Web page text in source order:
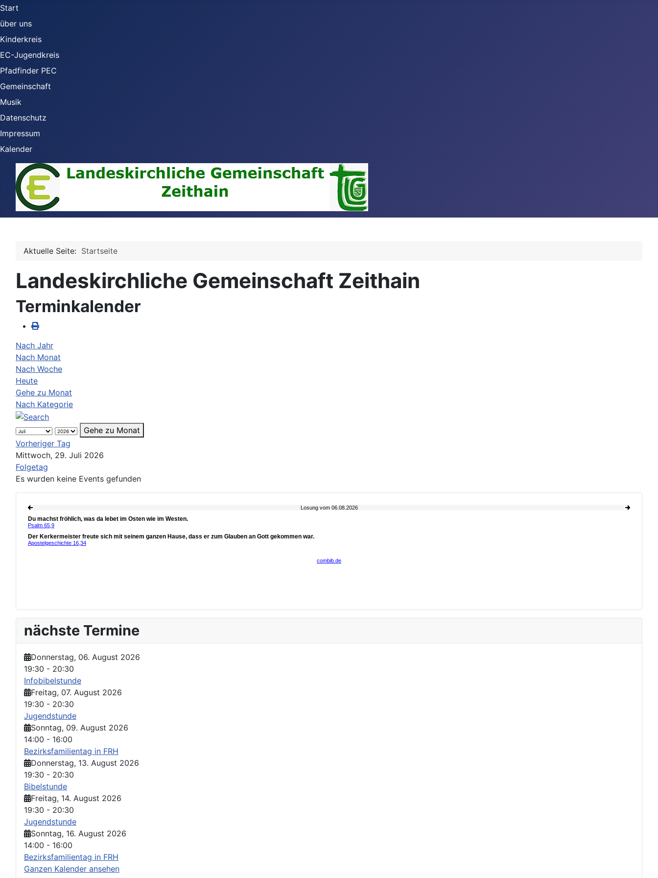
Start
über uns
Kinderkreis
EC-Jugendkreis
Pfadfinder PEC
Gemeinschaft
Musik
Datenschutz
Impressum
Kalender
Aktuelle Seite: Startseite
Landeskirchliche Gemeinschaft Zeithain
Terminkalender
Nach Jahr
Nach Monat
Nach Woche
Heute
Gehe zu Monat
Nach Kategorie
Gehe zu Monat
Vorheriger Tag
Mittwoch, 29. Juli 2026
Folgetag
Es wurden keine Events gefunden
nächste Termine
Donnerstag, 06. August 2026
19:30 - 20:30
Infobibelstunde
Freitag, 07. August 2026
19:30 - 20:30
Jugendstunde
Sonntag, 09. August 2026
14:00 - 16:00
Bezirksfamilientag in FRH
Donnerstag, 13. August 2026
19:30 - 20:30
Bibelstunde
Freitag, 14. August 2026
19:30 - 20:30
Jugendstunde
Sonntag, 16. August 2026
14:00 - 16:00
Bezirksfamilientag in FRH
Ganzen Kalender ansehen